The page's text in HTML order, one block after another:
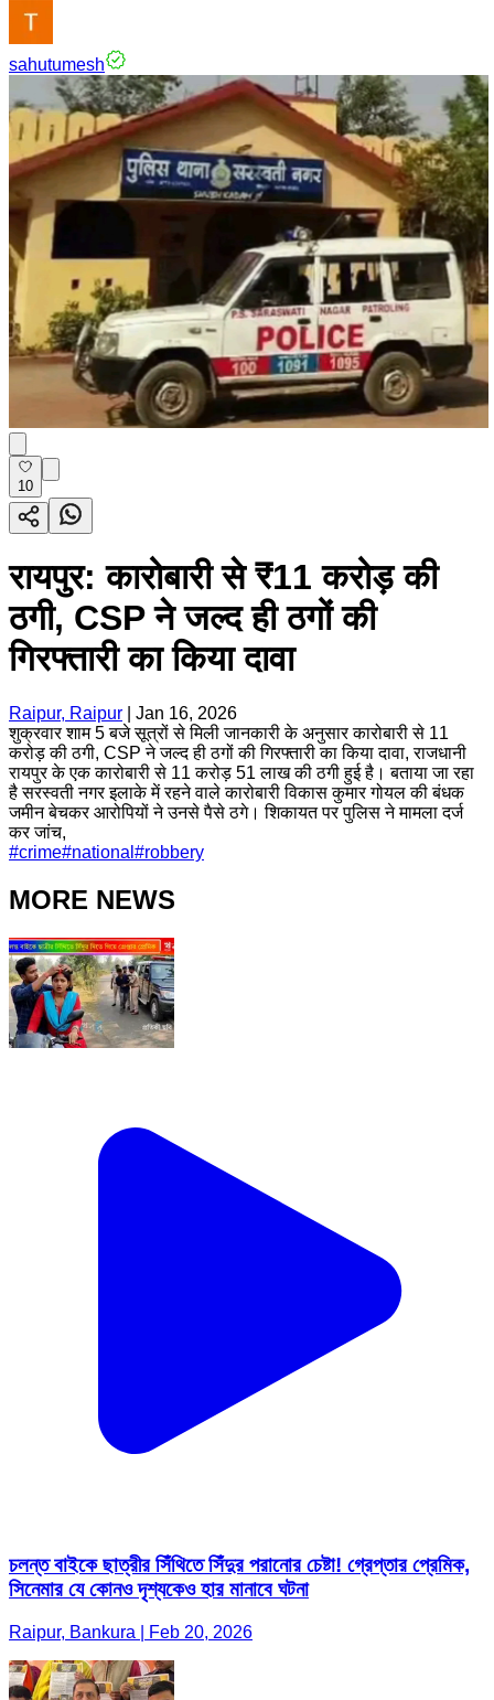
sahutumesh
10
रायपुर: कारोबारी से ₹11 करोड़ की
ठगी, CSP ने जल्द ही ठगों की
गिरफ्तारी का किया दावा
Raipur, Raipur
Jan 16, 2026
शुक्रवार शाम 5 बजे सूत्रों से मिली जानकारी के अनुसार कारोबारी से 11
करोड़ की ठगी, CSP ने जल्द ही ठगों की गिरफ्तारी का किया दावा, राजधानी
रायपुर के एक कारोबारी से 11 करोड़ 51 लाख की ठगी हुई है। बताया जा रहा
है सरस्वती नगर इलाके में रहने वाले कारोबारी विकास कुमार गोयल की बंधक
जमीन बेचकर आरोपियों ने उनसे पैसे ठगे। शिकायत पर पुलिस ने मामला दर्ज
कर जांच,
#crime#national #robbery
MORE NEWS
চলন্ত বাইকে ছাত্রীর সিঁথিতে সিঁদুর পরানোর চেষ্টা! গ্রেপ্তার প্রেমিক,
সিনেমার যে কোনও দৃশ্যকেও হার মানাবে ঘটনা
Raipur, Bankura | Feb 20, 2026